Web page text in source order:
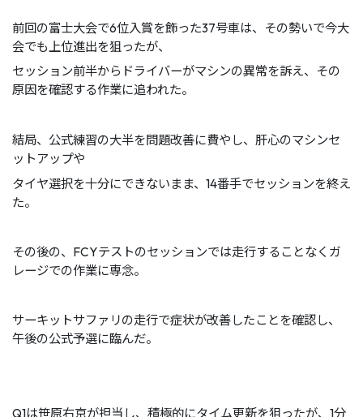
前回の富士大会で6位入賞を飾った37号車は、その勢いで今大
会でも上位進出を狙ったが、
セッション前半からドライバーがマシンの異常を訴え、その
原因を確認する作業に追われた。
結局、公式練習の大半を問題改善に費やし、肝心のマシンセ
ットアップや
タイヤ選択を十分にできないまま、14番手でセッションを終え
た。
その後の、FCYテストのセッションでは走行することなくガ
レージでの作業に専念。
サーキットサファリの走行で症状が改善したことを確認し、
午後の公式予選に臨んだ。
Q1は笹原右京が担当し、積極的にタイム更新を狙ったが、1分